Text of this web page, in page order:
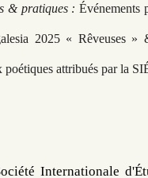
& pratiques :Événements
2025 « Rêveuses »
attribués par la
Internationale